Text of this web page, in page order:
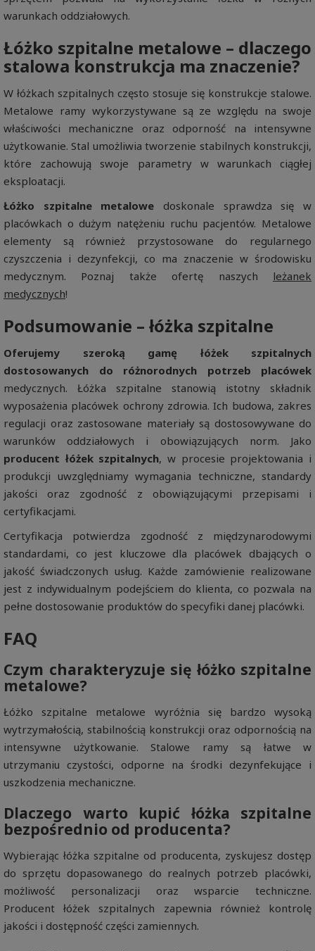
warunkach oddziałowych.
Łóżko szpitalne metalowe – dlaczego
stalowa konstrukcja ma znaczenie?
W łóżkach szpitalnych często stosuje się konstrukcje stalowe.
Metalowe ramy wykorzystywane są ze względu na swoje
właściwości mechaniczne oraz odporność na intensywne
użytkowanie. Stal umożliwia tworzenie stabilnych konstrukcji,
które zachowują swoje parametry w warunkach ciągłej
eksploatacji.
Łóżko szpitalne metalowe doskonale sprawdza się w
placówkach o dużym natężeniu ruchu pacjentów. Metalowe
elementy są również przystosowane do regularnego
czyszczenia i dezynfekcji, co ma znaczenie w środowisku
medycznym. Poznaj także ofertę naszych leżanek
medycznych!
Podsumowanie – łóżka szpitalne
Oferujemy szeroką gamę łóżek szpitalnych
dostosowanych do różnorodnych potrzeb placówek
medycznych. Łóżka szpitalne stanowią istotny składnik
wyposażenia placówek ochrony zdrowia. Ich budowa, zakres
regulacji oraz zastosowane materiały są dostosowywane do
warunków oddziałowych i obowiązujących norm. Jako
producent łóżek szpitalnych, w procesie projektowania i
produkcji uwzględniamy wymagania techniczne, standardy
jakości oraz zgodność z obowiązującymi przepisami i
certyfikacjami.
Certyfikacja potwierdza zgodność z międzynarodowymi
standardami, co jest kluczowe dla placówek dbających o
jakość świadczonych usług. Każde zamówienie realizowane
jest z indywidualnym podejściem do klienta, co pozwala na
pełne dostosowanie produktów do specyfiki danej placówki.
FAQ
Czym charakteryzuje się łóżko szpitalne
metalowe?
Łóżko szpitalne metalowe wyróżnia się bardzo wysoką
wytrzymałością, stabilnością konstrukcji oraz odpornością na
intensywne użytkowanie. Stalowe ramy są łatwe w
utrzymaniu czystości, odporne na środki dezynfekujące i
uszkodzenia mechaniczne.
Dlaczego warto kupić łóżka szpitalne
bezpośrednio od producenta?
Wybierając łóżka szpitalne od producenta, zyskujesz dostęp
do sprzętu dopasowanego do realnych potrzeb placówki,
możliwość personalizacji oraz wsparcie techniczne.
Producent łóżek szpitalnych zapewnia również kontrolę
jakości i dostępność części zamiennych.